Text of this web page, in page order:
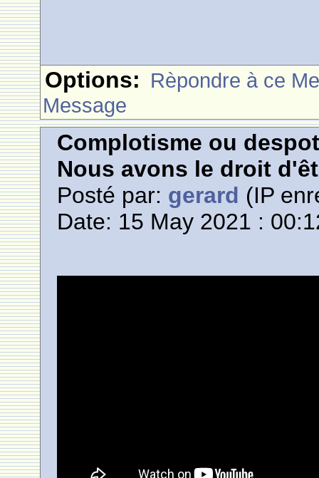
Options: Rèpondre à ce
Message
Complotisme ou
Nous avons le droit
Posté par: gerard (IP
Date: 15 May 2021 :